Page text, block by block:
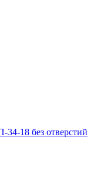
18 без отверстий